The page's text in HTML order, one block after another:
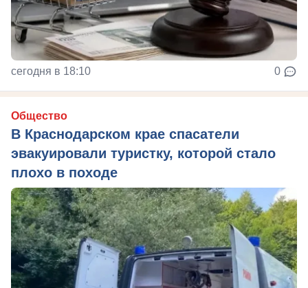
сегодня в 18:10 0
Общество
В Краснодарском крае спасатели
эвакуировали туристку, которой стало
плохо в походе